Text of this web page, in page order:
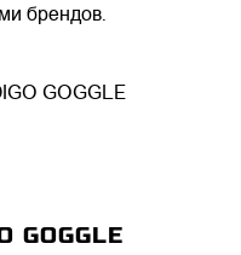
брендов.
GOGGLE